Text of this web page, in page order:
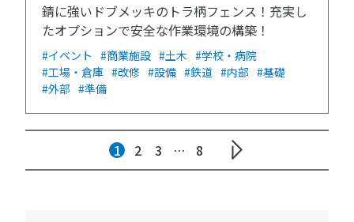
錆に強いドブメッキのトラ柄フェンス！充実し
たオプションで安全な作業環境の構築！
#イベント #商業施設 #土木 #学校・病院
#工場・倉庫 #改修 #設備 #鉄道 #内部 #基礎
#外部 #準備
1 2 3 … 8